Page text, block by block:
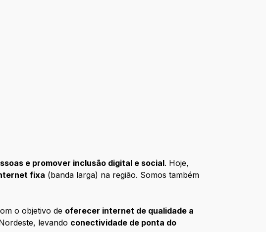
e promover inclusão digital e social. Hoje,
fixa (banda larga) na região. Somos também
o objetivo de oferecer internet de qualidade a
levando conectividade de ponta do